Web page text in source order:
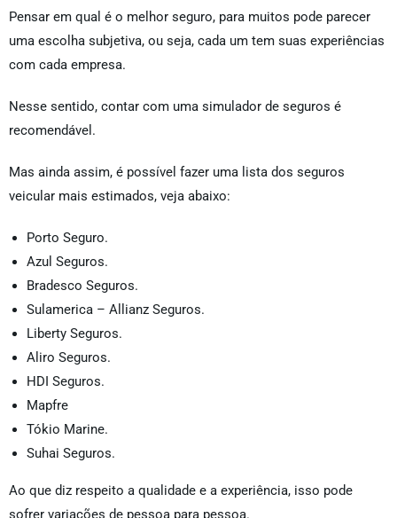
Pensar em qual é o melhor seguro, para muitos pode parecer
uma escolha subjetiva, ou seja, cada um tem suas experiências
com cada empresa.
Nesse sentido, contar com uma simulador de seguros é
recomendável.
Mas ainda assim, é possível fazer uma lista dos seguros
veicular mais estimados, veja abaixo:
Porto Seguro.
Azul Seguros.
Bradesco Seguros.
Sulamerica – Allianz Seguros.
Liberty Seguros.
Aliro Seguros.
HDI Seguros.
Mapfre
Tókio Marine.
Suhai Seguros.
Ao que diz respeito a qualidade e a experiência, isso pode
sofrer variações de pessoa para pessoa.